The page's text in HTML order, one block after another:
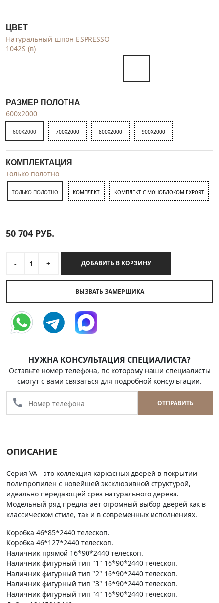
ЦВЕТ
Натуральный шпон ESPRESSO
1042S (в)
РАЗМЕР ПОЛОТНА
600x2000
600X2000 700X2000 800X2000 900X2000
КОМПЛЕКТАЦИЯ
Только полотно
ТОЛЬКО ПОЛОТНО КОМПЛЕКТ КОМПЛЕКТ С МОНОБЛОКОМ EXPORT
50 704 РУБ.
- 1 + ДОБАВИТЬ В КОРЗИНУ
ВЫЗВАТЬ ЗАМЕРЩИКА
НУЖНА КОНСУЛЬТАЦИЯ СПЕЦИАЛИСТА?
Оставьте номер телефона, по которому наши специалисты
смогут с вами связаться для подробной консультации.
call ОТПРАВИТЬ
ОПИСАНИЕ
Серия VA - это коллекция каркасных дверей в покрытии
полипропилен с новейшей эксклюзивной структурой,
идеально передающей срез натурального дерева.
Модельный ряд предлагает огромный выбор дверей как в
классическом стиле, так и в современных исполнениях.
Коробка 46*85*2440 телескоп.
Коробка 46*127*2440 телескоп.
Наличник прямой 16*90*2440 телескоп.
Наличник фигурный тип "1" 16*90*2440 телескоп.
Наличник фигурный тип "2" 16*90*2440 телескоп.
Наличник фигурный тип "3" 16*90*2440 телескоп.
Наличник фигурный тип "4" 16*90*2440 телескоп.